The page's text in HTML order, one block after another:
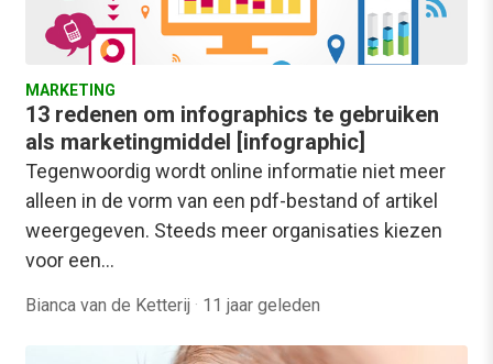
MARKETING
13 redenen om infographics te gebruiken
als marketingmiddel [infographic]
Tegenwoordig wordt online informatie niet meer
alleen in de vorm van een pdf-bestand of artikel
weergegeven. Steeds meer organisaties kiezen
voor een…
Bianca van de Ketterij · 11 jaar geleden